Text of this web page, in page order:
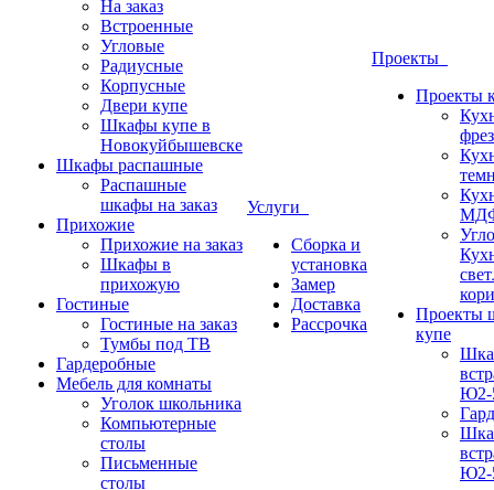
На заказ
Встроенные
Угловые
Радиусные
Корпусные
Двери купе
Шкафы купе в
Новокуйбышевске
Шкафы распашные
Распашные
шкафы на заказ
Прихожие
Прихожие на заказ
Шкафы в
прихожую
Гостиные
Гостиные на заказ
Тумбы под ТВ
Гардеробные
Мебель для комнаты
Уголок школьника
Компьютерные
столы
Письменные
столы
Услуги
Сборка и
установка
Замер
Доставка
Рассрочка
Проекты
Проекты
МДФ
Проекты
купе
Ю2-
Ю2-